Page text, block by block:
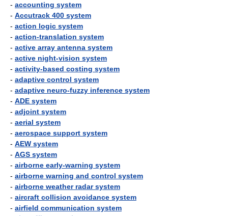
- accounting system
- Accutrack 400 system
- action logic system
- action-translation system
- active array antenna system
- active night-vision system
- activity-based costing system
- adaptive control system
- adaptive neuro-fuzzy inference system
- ADE system
- adjoint system
- aerial system
- aerospace support system
- AEW system
- AGS system
- airborne early-warning system
- airborne warning and control system
- airborne weather radar system
- aircraft collision avoidance system
- airfield communication system